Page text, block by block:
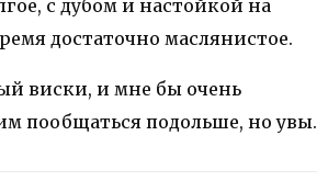
с дубом и настойкой на
достаточно маслянистое.
виски, и мне бы очень
пообщаться подольше, но увы.